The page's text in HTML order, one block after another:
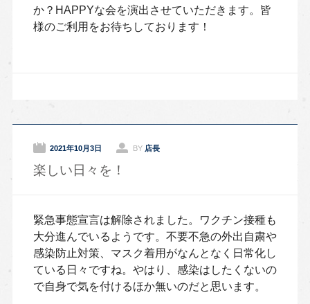
か？HAPPYな会を演出させていただきます。皆
様のご利用をお待ちしております！
2021年10月3日 BY 店長
楽しい日々を！
緊急事態宣言は解除されました。ワクチン接種も
大分進んでいるようです。不要不急の外出自粛や
感染防止対策、マスク着用がなんとなく日常化し
ている日々ですね。やはり、感染はしたくないの
で自身で気を付けるほか無いのだと思います。